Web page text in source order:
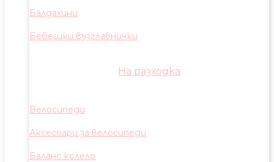
Балдахини
Бебешки възглавнички
На разходка
Велосипеди
Аксесоари за велосипеди
Баланс колело